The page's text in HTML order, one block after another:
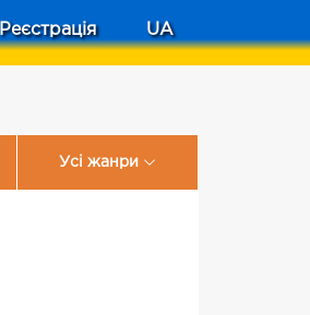
Реєстрація UA
Усі жанри